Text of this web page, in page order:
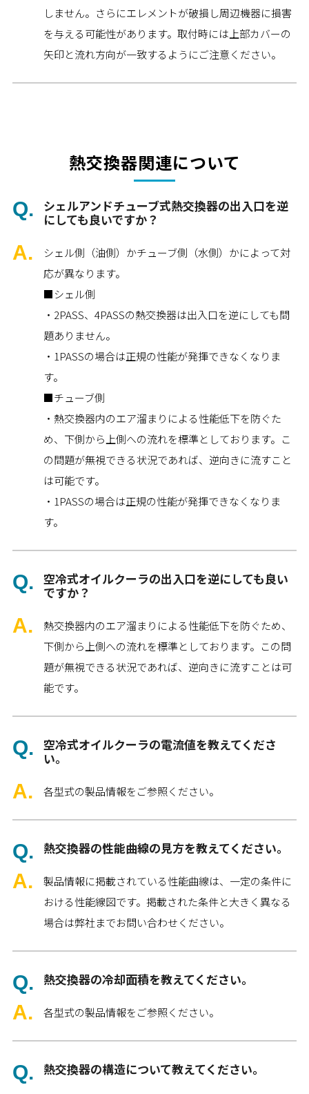
しません。さらにエレメントが破損し周辺機器に損害
を与える可能性があります。取付時には上部カバーの
矢印と流れ方向が一致するようにご注意ください。
熱交換器関連について
シェルアンドチューブ式熱交換器の出入口を逆
にしても良いですか？
シェル側（油側）かチューブ側（水側）かによって対
応が異なります。
■シェル側
・2PASS、4PASSの熱交換器は出入口を逆にしても問
題ありません。
・1PASSの場合は正規の性能が発揮できなくなりま
す。
■チューブ側
・熱交換器内のエア溜まりによる性能低下を防ぐた
め、下側から上側への流れを標準としております。こ
の問題が無視できる状況であれば、逆向きに流すこと
は可能です。
・1PASSの場合は正規の性能が発揮できなくなりま
す。
空冷式オイルクーラの出入口を逆にしても良い
ですか？
熱交換器内のエア溜まりによる性能低下を防ぐため、
下側から上側への流れを標準としております。この問
題が無視できる状況であれば、逆向きに流すことは可
能です。
空冷式オイルクーラの電流値を教えてくださ
い。
各型式の製品情報をご参照ください。
熱交換器の性能曲線の見方を教えてください。
製品情報に掲載されている性能曲線は、一定の条件に
おける性能線図です。掲載された条件と大きく異なる
場合は弊社までお問い合わせください。
熱交換器の冷却面積を教えてください。
各型式の製品情報をご参照ください。
熱交換器の構造について教えてください。